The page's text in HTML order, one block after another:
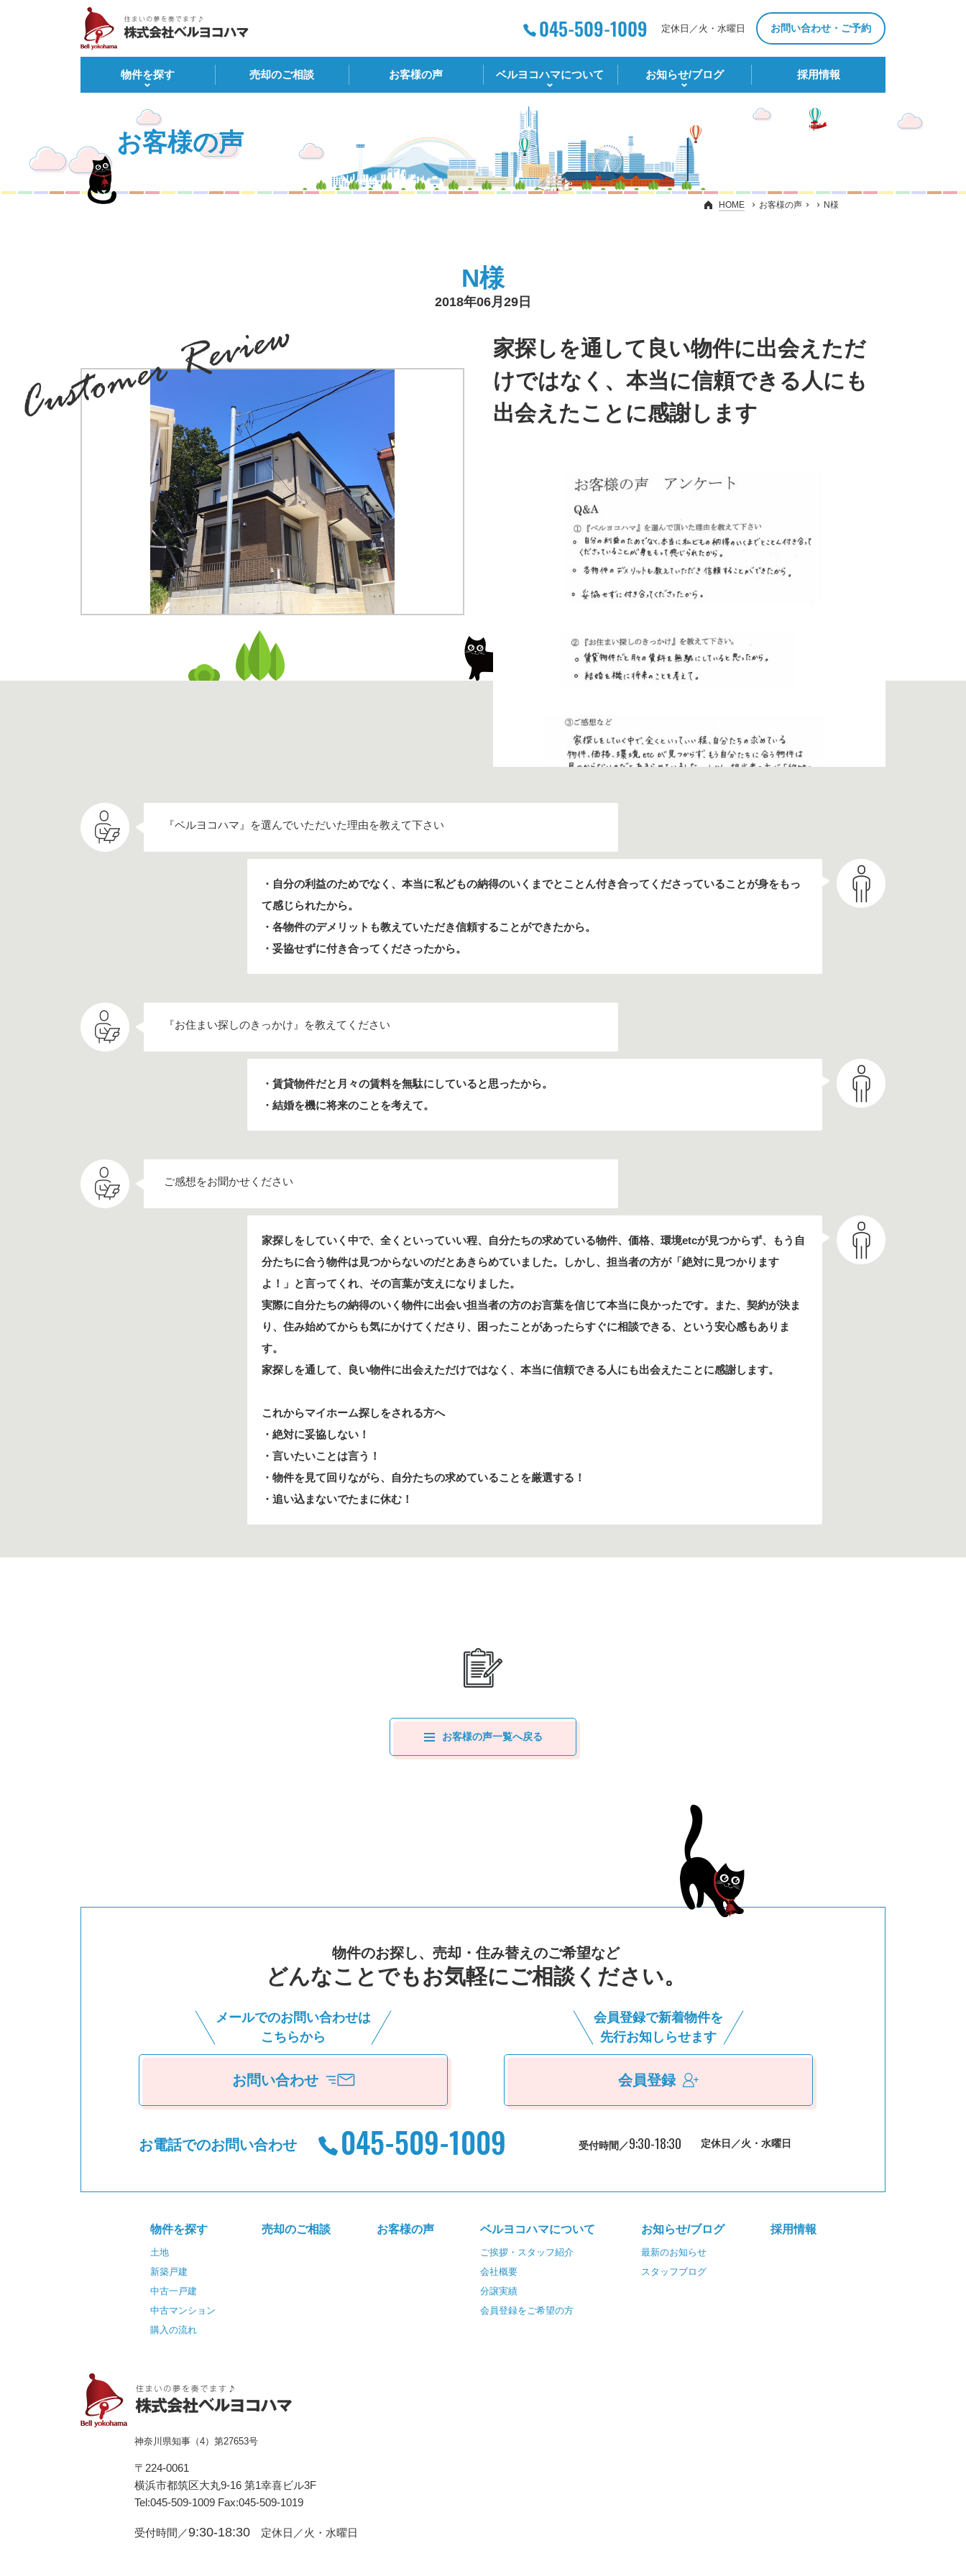
定休日／火・水曜日 お問い合わせ・ご予約
物件を探す 売却のご相談 お客様の声 ベルヨコハマについて お知らせ/ブログ 採⽤情報
お客様の声
HOME お客様の声 N様
N様
2018年06月29日
家探しを通して良い物件に出会えただ
けではなく、本当に信頼できる人にも
出会えたことに感謝します
『ベルヨコハマ』を選んでいただいた理由を教えて下さい
・自分の利益のためでなく、本当に私どもの納得のいくまでとことん付き合ってくださっていることが身をもっ
て感じられたから。
・各物件のデメリットも教えていただき信頼することができたから。
・妥協せずに付き合ってくださったから。
『お住まい探しのきっかけ』を教えてください
・賃貸物件だと月々の賃料を無駄にしていると思ったから。
・結婚を機に将来のことを考えて。
ご感想をお聞かせください
家探しをしていく中で、全くといっていい程、自分たちの求めている物件、価格、環境etcが見つからず、もう自
分たちに合う物件は見つからないのだとあきらめていました。しかし、担当者の方が「絶対に見つかります
よ！」と言ってくれ、その言葉が支えになりました。
実際に自分たちの納得のいく物件に出会い担当者の方のお言葉を信じて本当に良かったです。また、契約が決ま
り、住み始めてからも気にかけてくださり、困ったことがあったらすぐに相談できる、という安心感もありま
す。
家探しを通して、良い物件に出会えただけではなく、本当に信頼できる人にも出会えたことに感謝します。
これからマイホーム探しをされる方へ
・絶対に妥協しない！
・言いたいことは言う！
・物件を見て回りながら、自分たちの求めていることを厳選する！
・追い込まないでたまに休む！
お客様の声一覧へ戻る
物件のお探し、売却・住み替えのご希望など
どんなことでもお気軽にご相談ください。
メールでのお問い合わせは
こちらから
お問い合わせ
会員登録で新着物件を
先⾏お知しらせます
会員登録
お電話でのお問い合わせ 受付時間／9:30-18:30 定休日／火・水曜日
物件を探す
土地
新築戸建
中古一戸建
中古マンション
購入の流れ
売却のご相談 お客様の声 ベルヨコハマについて
ご挨拶・スタッフ紹介
会社概要
分譲実績
会員登録をご希望の方
お知らせ/ブログ
最新のお知らせ
スタッフブログ
採⽤情報
神奈川県知事（4）第27653号
〒224-0061
横浜市都筑区⼤丸9-16 第1幸喜ビル3F
Tel:045-509-1009 Fax:045-509-1019
受付時間／9:30-18:30 定休日／火・水曜日